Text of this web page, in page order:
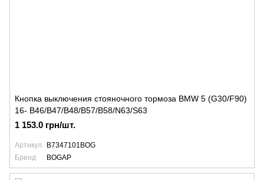
Кнопка выключения стояночного тормоза BMW 5 (G30/F90)
16- B46/B47/B48/B57/B58/N63/S63
1 153.0 грн/шт.
Артикул
B7347101BOG
Бренд
BOGAP